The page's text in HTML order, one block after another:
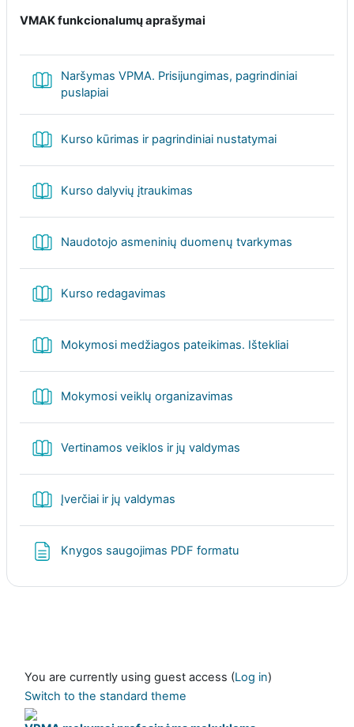
VMAK funkcionalumų aprašymai
Naršymas VPMA. Prisijungimas, pagrindiniai
puslapiaiBook
Kurso kūrimas ir pagrindiniai nustatymaiBook
Kurso dalyvių įtraukimas
Naudotojo asmeninių duomenų tvarkymas
Kurso redagavimas
Mokymosi medžiagos pateikimas. IštekliaiBook
Mokymosi veiklų organizavimas
Vertinamos veiklos ir jų valdymas
Įverčiai ir jų valdymas
Knygos saugojimas PDF formatu
You are currently using guest access (Log in)
Switch to the standard theme